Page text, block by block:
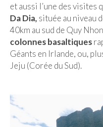
et aussi l’une des visites
Da Dia, située au niveau
40km au sud de Quy
colonnes basaltiques
Géants en Irlande, ou,
Jeju (Corée du Sud).